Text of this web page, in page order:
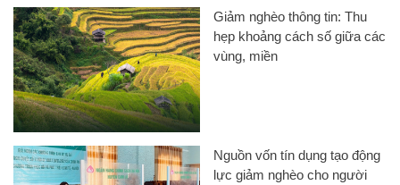
Giảm nghèo thông tin: Thu
hẹp khoảng cách số giữa các
vùng, miền
Nguồn vốn tín dụng tạo động
lực giảm nghèo cho người